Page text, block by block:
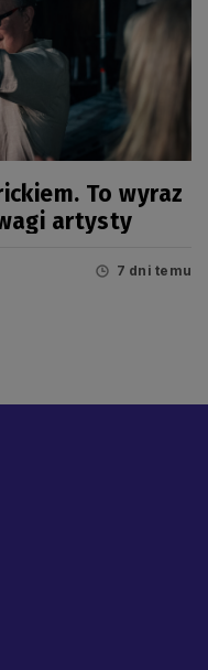
To wyraz
artysty
7 dni temu